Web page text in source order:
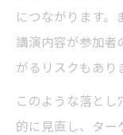
講演会
面白か
講演会
講演会
につながります。
講演内容が参加者
がるリスクもあり
このような落と
的に見直し、タ